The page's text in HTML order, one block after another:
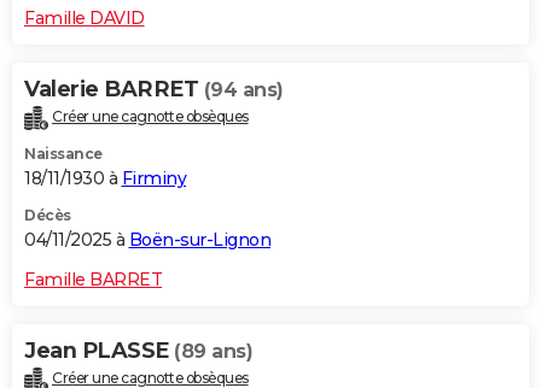
Famille DAVID
Valerie BARRET (94 ans)
Créer une cagnotte obsèques
Naissance
18/11/1930 à Firminy
Décès
04/11/2025 à Boën-sur-Lignon
Famille BARRET
Jean PLASSE (89 ans)
Créer une cagnotte obsèques